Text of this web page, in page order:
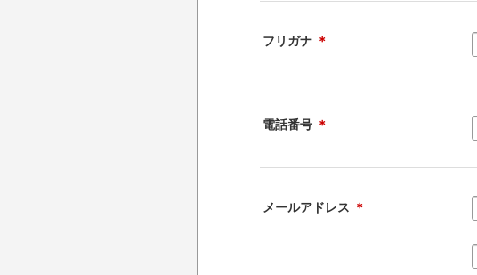
フリガナ ＊
電話番号 ＊
メールアドレス ＊